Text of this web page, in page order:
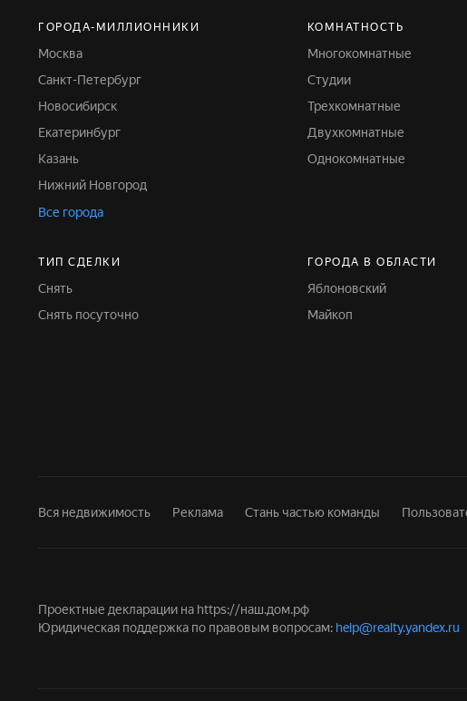
ГОРОДА-МИЛЛИОННИКИ
Москва
Санкт-Петербург
Новосибирск
Екатеринбург
Казань
Нижний Новгород
Все города
КОМНАТНОСТЬ
Многокомнатные
Студии
Трехкомнатные
Двухкомнатные
Однокомнатные
ТИП СДЕЛКИ
Снять
Снять посуточно
ГОРОДА В ОБЛАСТИ
Яблоновский
Майкоп
Вся недвижимость Реклама Стань частью команды
Проектные декларации на https://наш.дом.рф
Юридическая поддержка по правовым вопросам: help@realty.yandex.ru